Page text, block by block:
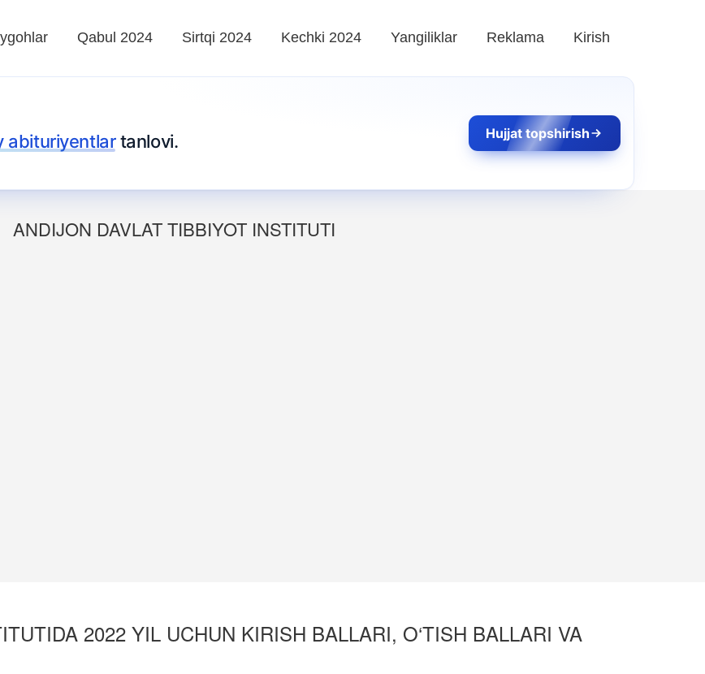
Qabul 2024 Sirtqi 2024 Kechki 2024 Yangiliklar Reklama Kirish
abituriyentlartanlovi. Hujjat topshirish
ANDIJON DAVLAT TIBBIYOT INSTITUTI
2022 YIL UCHUN KIRISH BALLARI, O‘TISH BALLARI VA